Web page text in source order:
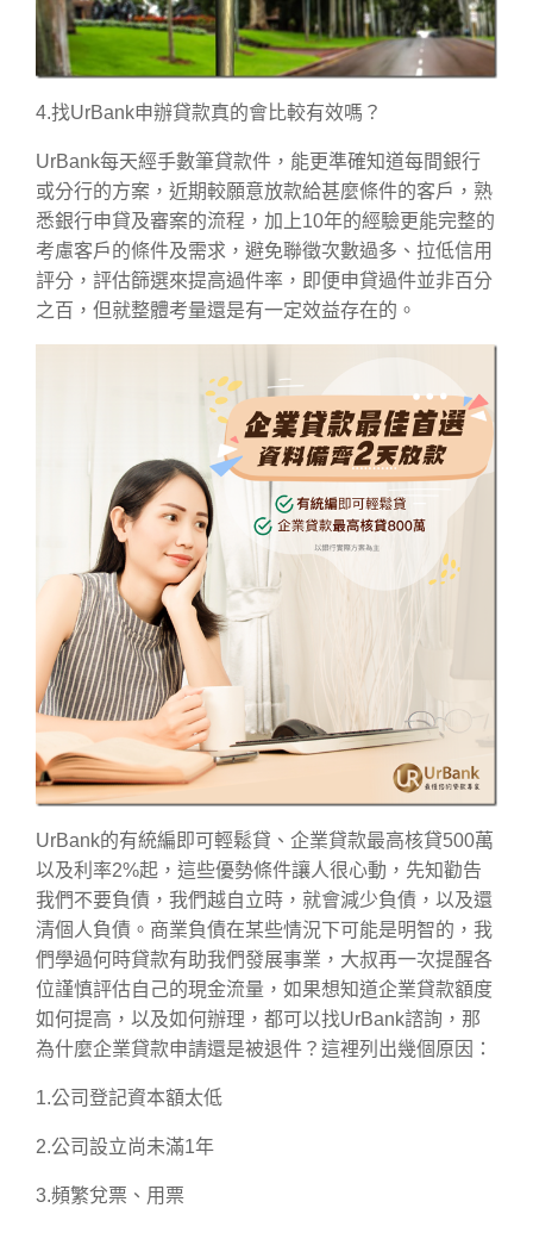
4.找UrBank申辦貸款真的會比較有效嗎？
UrBank每天經手數筆貸款件，能更準確知道每間銀行
或分行的方案，近期較願意放款給甚麼條件的客戶，熟
悉銀行申貸及審案的流程，加上10年的經驗更能完整的
考慮客戶的條件及需求，避免聯徵次數過多、拉低信用
評分，評估篩選來提高過件率，即便申貸過件並非百分
之百，但就整體考量還是有一定效益存在的。
UrBank的有統編即可輕鬆貸、企業貸款最高核貸500萬
以及利率2%起，這些優勢條件讓人很心動，先知勸告
我們不要負債，我們越自立時，就會減少負債，以及還
清個人負債。商業負債在某些情況下可能是明智的，我
們學過何時貸款有助我們發展事業，大叔再一次提醒各
位謹慎評估自己的現金流量，如果想知道企業貸款額度
如何提高，以及如何辦理，都可以找UrBank諮詢，那
為什麼企業貸款申請還是被退件？這裡列出幾個原因：
1.公司登記資本額太低
2.公司設立尚未滿1年
3.頻繁兌票、用票